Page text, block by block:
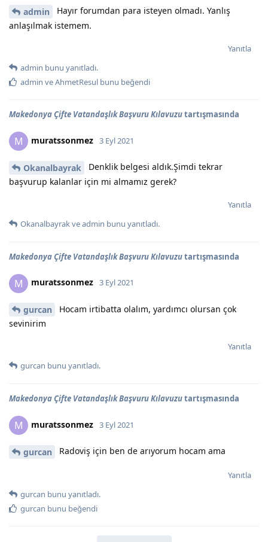
admin
Hayır forumdan para isteyen olmadı. Yanlış
anlaşılmak istemem.
Yanıtla
admin bunu yanıtladı.
admin veAhmetResul bunu beğendi
Makedonya Çifte Vatandaşlık Başvuru Kılavuzutartışmasında
M muratssonmez 3 Eyl 2021
Okanalbayrak
Denklik belgesi aldık.Şimdi tekrar
başvurup kalanlar için mi almamız gerek?
Yanıtla
Okanalbayrakveadmin bunu yanıtladı.
Makedonya Çifte Vatandaşlık Başvuru Kılavuzutartışmasında
M muratssonmez 3 Eyl 2021
gurcan
Hocam irtibatta olalım, yardımcı olursan çok
sevinirim
Yanıtla
gurcan bunu yanıtladı.
Makedonya Çifte Vatandaşlık Başvuru Kılavuzutartışmasında
M muratssonmez 3 Eyl 2021
gurcan Radoviş için ben de arıyorum hocam ama
Yanıtla
gurcan bunu yanıtladı.
gurcan bunu beğendi